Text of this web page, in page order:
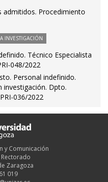
admitidos. Procedimiento
INVESTIGACIÓN
Técnico Especialista
048/2022
Personal indefinido.
investigación. Dpto.
036/2022
y Comunicación
Zaragoza
019